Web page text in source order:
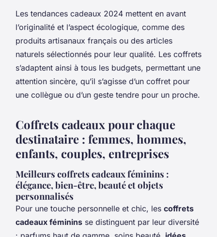
Les tendances cadeaux 2024 mettent en avant
l’originalité et l’aspect écologique, comme des
produits artisanaux français ou des articles
naturels sélectionnés pour leur qualité. Les coffrets
s’adaptent ainsi à tous les budgets, permettant une
attention sincère, qu’il s’agisse d’un coffret pour
une collègue ou d’un geste tendre pour un proche.
Coffrets cadeaux pour chaque
destinataire : femmes, hommes,
enfants, couples, entreprises
Meilleurs coffrets cadeaux féminins :
élégance, bien-être, beauté et objets
personnalisés
Pour une touche personnelle et chic, les coffrets
cadeaux féminins se distinguent par leur diversité